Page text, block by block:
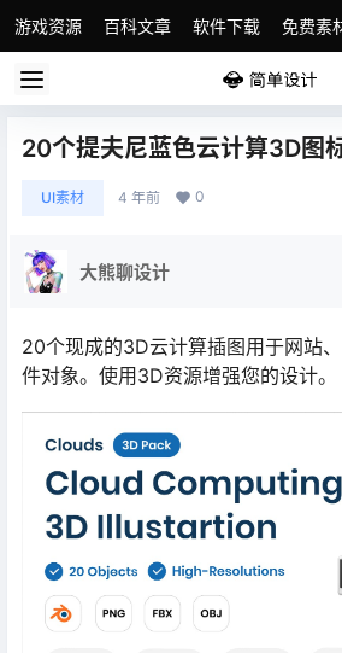
游戏资源 百科文章 软件下载 免费素
20个提夫尼蓝色云计算3D图
UI素材 4 年前 0
大熊聊设计
20个现成的3D云计算插图用于网站
件对象。使用3D资源增强您的设计。